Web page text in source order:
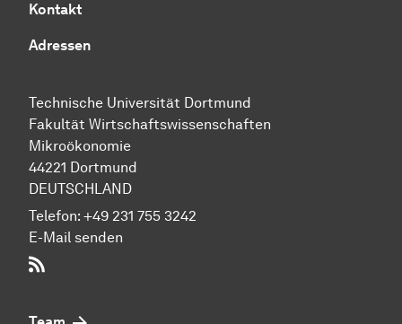
Kontakt
Adressen
Technische Uni­ver­si­tät Dort­mund
Fakultät Wirtschafts­wissen­schaften
Mikroökonomie
44221 Dort­mund
DEUTSCHLAND
Telefon: +49 231 755 3242
E-Mail senden